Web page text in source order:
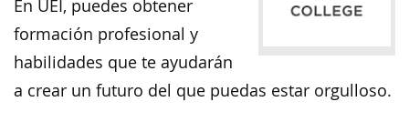
En UEI, puedes obtener
formación profesional y
habilidades que te ayudarán
a crear un futuro del que puedas estar orgulloso.